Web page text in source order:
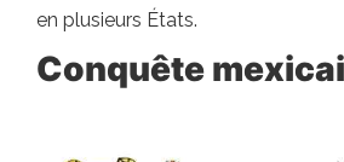
en plusieurs États.
Conquête